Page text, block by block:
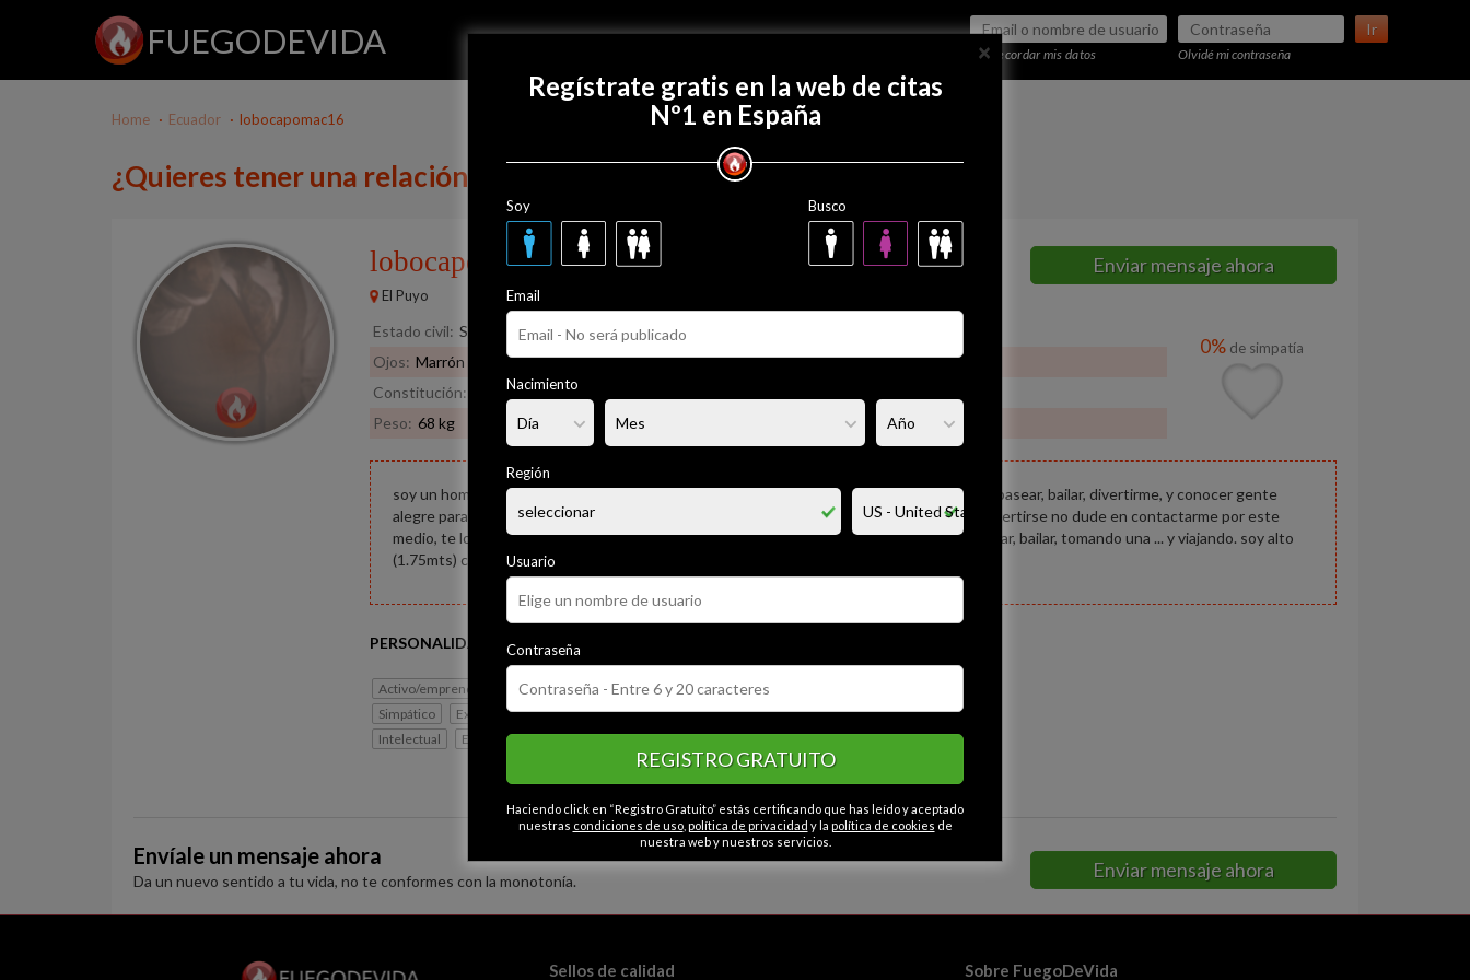
FUEGODEVIDA Ir
Recordar mis datos Olvidé mi contraseña
Regístrate gratis
Home Ecuador lobocapomac16
¿Quieres tener una relación con lobocapomac16?
lobocapomac1650 años
El Puyo
Enviar mensaje ahora
Estado civil: Soltero
Ojos: Marrón Pelo: Moreno
Constitución:
Deportista
Peso: 68 kg
0% de simpatía
soy un hombre apasionado por vivir la vida al máximo haciendo lo que mas me gusta como pasear, bailar, divertirme, y conocer gente
alegre para compartir momentos inolvidables. así que si alguien de mi ... opuesto quiere divertirse no dude en contactarme por este
medio, te lo aseguro que la pasaremos genial platicando, haciendo deporte, saliendo a cenar, bailar, tomando una ... y viajando. soy alto
(1.75mts) corpulento, piel canela...!!!
PERSONALIDAD
Activo/emprendedor Alegre Cariñoso Educado
Con carácter
Simpático
Extrovertido Seguro Espontáneo Liberal
Abierto
Intelectual
Exigente Honesto Gracioso Caballeroso
Envíale un mensaje ahora
Da un nuevo sentido a tu vida, no te conformes con la monotonía. Enviar mensaje ahora
×
Regístrate gratis en la web de citas
Nº1 en España
Soy Busco
Email
Nacimiento
Región
Usuario
Contraseña
REGISTRO GRATUITO
Haciendo click en “Registro Gratuito” estás certificando que has leído y aceptado
nuestras condiciones de uso, política de privacidad y la política de cookies de
nuestra web y nuestros servicios.
Sellos de calidad Sobre FuegoDeVida